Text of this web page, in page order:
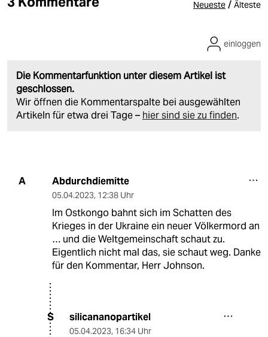
Neueste / Älteste
Die Kommentarfunktion unter diesem Artikel ist
geschlossen.
Wir öffnen die Kommentarspalte bei ausgewählten
Artikeln für etwa drei Tage – hier sind sie zu finden.
einloggen
A Abdurchdiemitte
05.04.2023, 12:38 Uhr
Im Ostkongo bahnt sich im Schatten des
Krieges in der Ukraine ein neuer Völkermord an
… und die Weltgemeinschaft schaut zu.
Eigentlich nicht mal das, sie schaut weg. Danke
für den Kommentar, Herr Johnson.
S silicananopartikel
05.04.2023, 16:34 Uhr